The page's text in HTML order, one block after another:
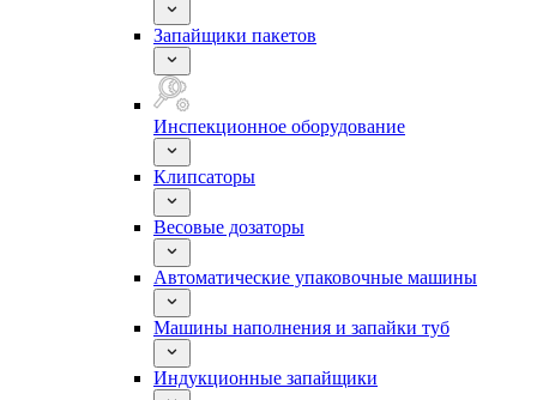
Запайщики пакетов
Инспекционное оборудование
Клипсаторы
Весовые дозаторы
Автоматические упаковочные машины
Машины наполнения и запайки туб
Индукционные запайщики